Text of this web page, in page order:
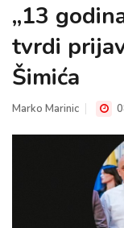
„13
tvrdi
Šimića
Marko Marinic